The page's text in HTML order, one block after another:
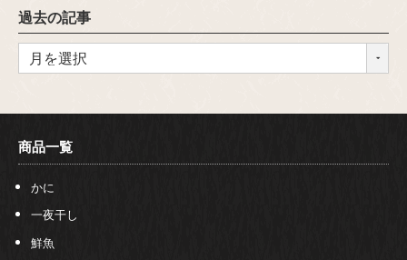
過去の記事
商品一覧
かに
一夜干し
鮮魚